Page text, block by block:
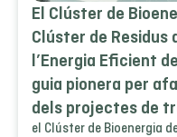
El Clúster de
Clúster de Residus
l’Energia Eficient
guia pionera per
dels projectes de
el Clúster de Bioenergia